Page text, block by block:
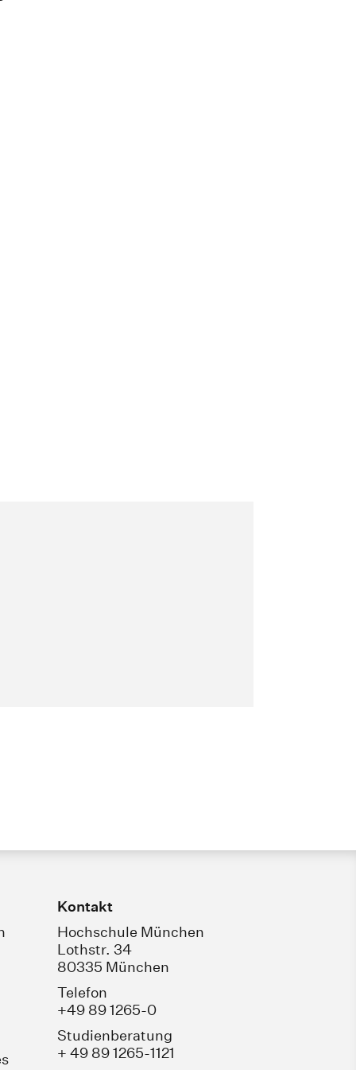
Kontakt
Hochschule München
Lothstr. 34
80335 München
Telefon
+49 89 1265-0
Studienberatung
+ 49 89 1265-1121